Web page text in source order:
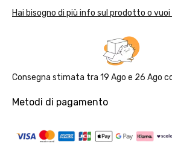
Hai bisogno di più info sul prodotto o
Consegna stimata tra 19 Ago e 26 Ago
Metodi di pagamento
Aggiungi un prodotto Platinum al